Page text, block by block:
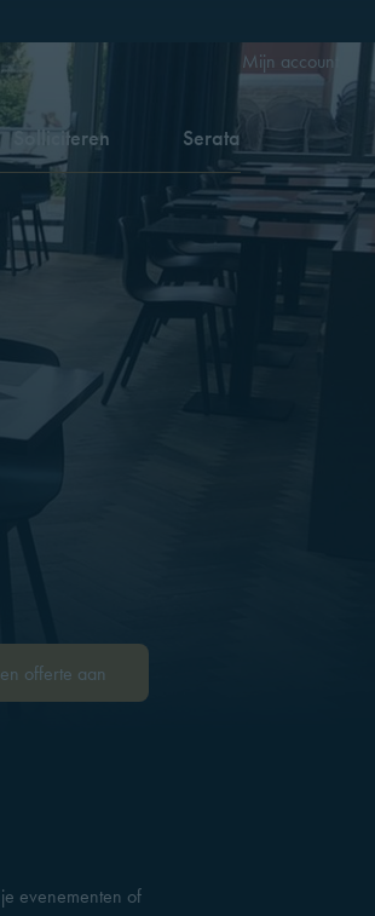
Solliciteren Serata
Mijn account
offerte aan
evenementen of